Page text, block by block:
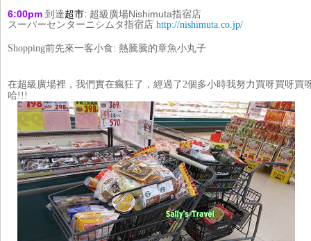
6:00pm 到達超市: 超級廣場Nishimuta指宿店
スーパーセンターニシムタ指宿店 http://nishimuta.co.jp/
Shopping前先來一客小食: 熱騰騰的章魚小丸子
在超級廣場裡，我們實在瘋狂了，經過了2個多小時我努力買呀買呀買
哈!!!